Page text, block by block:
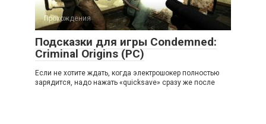
Прохождения
Подсказки для игры Condemned:
Criminal Origins (PC)
Если не хотите ждать, когда электрошокер полностью
зарядится, надо нажать «quicksave» сразу же после